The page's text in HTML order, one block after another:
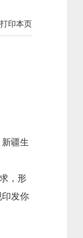
打印本页
疆生
，形
发你